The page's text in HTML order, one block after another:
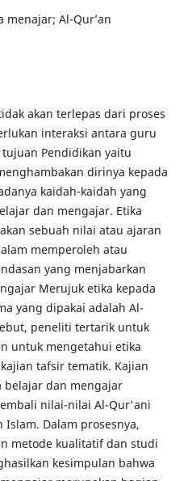
menajar; Al-Qur’an
akan terlepas dari proses
interaksi antara guru
Pendidikan yaitu
dirinya kepada
kaidah-kaidah yang
dan mengajar. Etika
sebuah nilai atau ajaran
memperoleh atau
yang menjabarkan
Merujuk etika kepada
yang dipakai adalah Al-
peneliti tertarik untuk
untuk mengetahui etika
tafsir tematik. Kajian
belajar dan mengajar
nilai-nilai Al-Qur'ani
Dalam prosesnya,
metode kualitatif dan studi
kesimpulan bahwa